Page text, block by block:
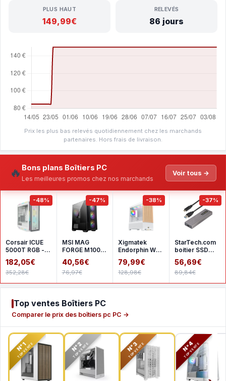
PLUS HAUT
149,99€
RELEVÉS
86 jours
Prix les plus bas relevés quotidiennement chez les marchands
partenaires. Hors frais de livraison.
🔥 Bons plans Boîtiers PC
Les meilleures promos chez nos marchands
Voir tous →
-48%
Corsair ICUE
5000T RGB -
White
182,05€
352,28€
-47%
MSI MAG
FORGE M100R
- Black
40,56€
76,97€
-38%
Xigmatek
Endorphin WD
- White
79,99€
128,98€
-37%
StarTech.com
boitier SSD
M.2 NVMe
SATA
56,69€
89,84€
Top ventes Boîtiers PC
Comparer le prix des boîtiers pc PC →
N°1
TOP VENTE N°2
TOP VENTE N°3
TOP VENTE N°4
TOP VENTE